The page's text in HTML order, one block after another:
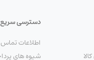
دسترسی سریع
اطلاعات تماس
شیوه های